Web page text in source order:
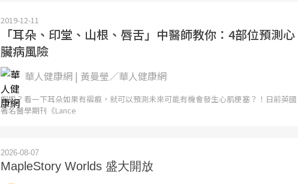
2019-12-11
「耳朵、印堂、山根、唇舌」中醫師教你：4部位預測心
臟病風險
華人健康網 | 黃曼瑩／華人健康網
蝦毀？看一下耳朵如果有褶痕，就可以預測未來可能有機會發生心肌梗塞？！日前英國
著名醫學期刊《Lance